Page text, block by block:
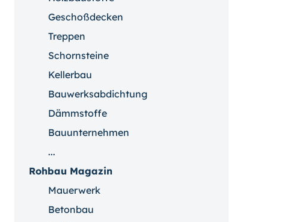
Geschoßdecken
Treppen
Schornsteine
Kellerbau
Bauwerksabdichtung
Dämmstoffe
Bauunternehmen
...
Rohbau Magazin
Mauerwerk
Betonbau